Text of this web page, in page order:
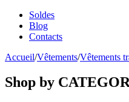
Soldes
Blog
Contacts
Accueil/Vêtements/Vêtements
Shop by